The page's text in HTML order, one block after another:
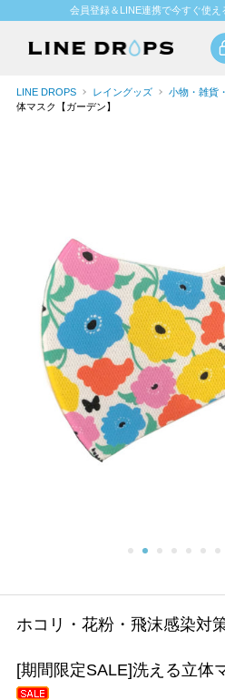
会員登録＆LINE連携で今すぐ使え
LINE DROPS レイングッズ 小物・雑貨
体マスク【ガーデン】
ホコリ・花粉・飛沫感染対
[期間限定SALE]洗える立体